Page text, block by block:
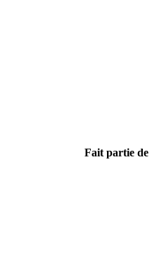
Fait partie de